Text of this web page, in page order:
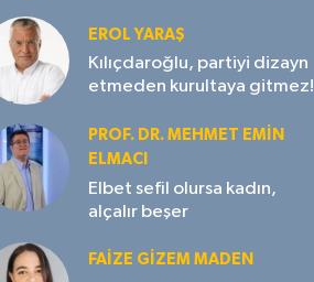
EROL YARAŞ
Kılıçdaroğlu, partiyi dizayn
etmeden kurultaya gitmez!
PROF. DR. MEHMET EMIN
ELMACI
Elbet sefil olursa kadın,
alçalır beşer
FAIZE GIZEM MADEN